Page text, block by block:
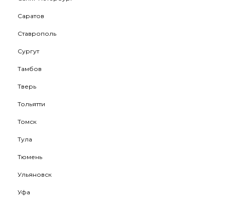
Саратов
Ставрополь
Сургут
Тамбов
Тверь
Тольятти
Томск
Тула
Тюмень
Ульяновск
Уфа